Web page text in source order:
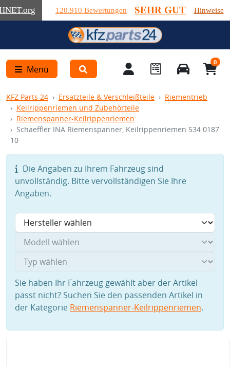
.org 120.910 Bewertungen SEHR GUT Hinweise
Menü
0
KFZ Parts 24 Ersatzteile & Verschleißteile
Riementrieb
Keilrippenriemen und Zubehörteile
Riemenspanner-Keilrippenriemen
Schaeffler INA Riemenspanner, Keilrippenriemen 534 0187
10
Die Angaben zu Ihrem Fahrzeug sind
unvollständig. Bitte vervollständigen Sie Ihre
Angaben.
Sie haben Ihr Fahrzeug gewählt aber der Artikel
passt nicht? Suchen Sie den passenden Artikel in
der Kategorie Riemenspanner-Keilrippenriemen.